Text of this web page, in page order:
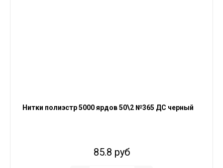
Нитки полиэстр 5000 ярдов 50\2 №365 ДС черный
85.8 руб